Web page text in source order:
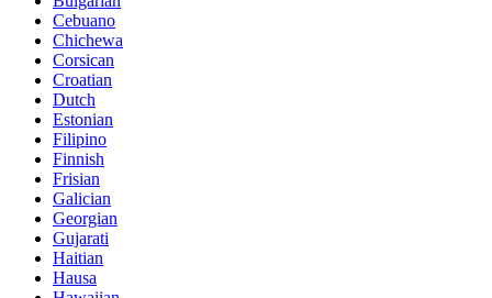
Cebuano
Chichewa
Corsican
Croatian
Dutch
Estonian
Filipino
Finnish
Frisian
Galician
Georgian
Gujarati
Haitian
Hausa